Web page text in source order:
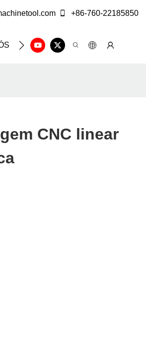
+86-760-22185850
SOLUÇÃO CENTRO DE
CNC linear